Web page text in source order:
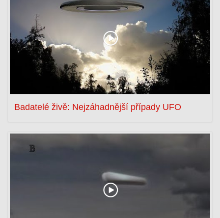
Badatelé živě: Nejzáhadnější případy UFO